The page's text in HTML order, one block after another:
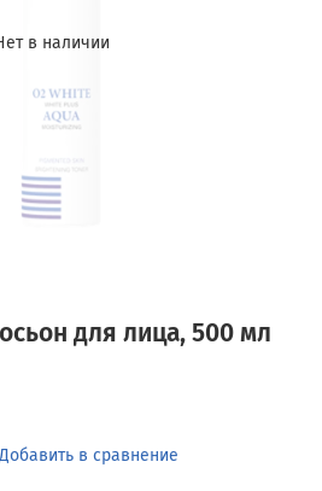
в наличии
для лица, 500 мл
Добавить в сравнение